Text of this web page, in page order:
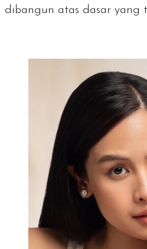
dibangun atas dasar yang